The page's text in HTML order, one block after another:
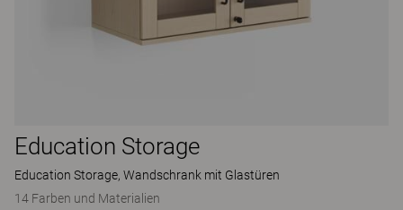
Education Storage
Education Storage, Wandschrank mit Glastüren
14 Farben und Materialien